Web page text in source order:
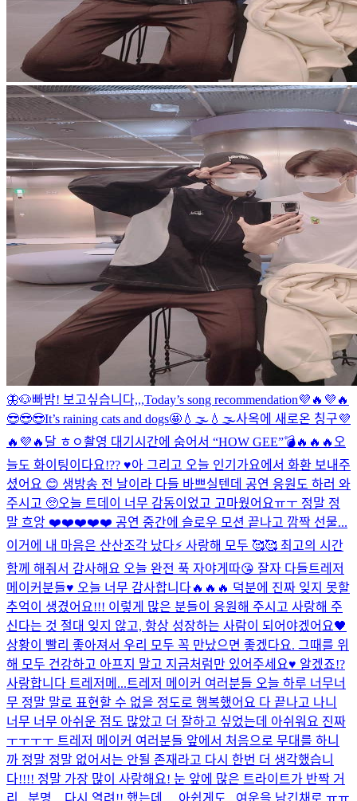
🦋🐶빠밤! 보고싶습니다,,,Today’s song recommendation💜🔥💜🔥
😎😎😎It’s raining cats and dogs🤩💧🌫💧🌫사옥에 새로온 칭구💜
🔥💜🔥 달 ㅎㅇ촬영 대기시간에 숨어서 “HOW GEE”💣🔥🔥🔥 오
늘도 화이팅이다요!?? ♥️아 그리고 오늘 인기가요에서 화환 보내주
셨어요 😊 생방송 전 날이라 다들 바쁘실텐데 공연 응원도 하러 와
주시고 🥺오늘 트데이 너무 감동이었고 고마웠어요ㅠㅜ 정말 정
말 흐앙 ❤️❤️❤️❤️❤️ 공연 중간에 슬로우 모션 끝나고 깜짝 선물...
이거에 내 마음은 산산조각 났다⚡️ 사랑해 모두 🥰🥰 최고의 시간
함께 해줘서 감사해요 오늘 완전 푹 자야게따😘 잘자 다들트레저
메이커분들♥️ 오늘 너무 감사합니다🔥🔥🔥 덕분에 진짜 잊지 못할
추억이 생겼어요!!! 이렇게 많은 분들이 응원해 주시고 사랑해 주
신다는 것 절대 잊지 않고, 항상 성장하는 사람이 되어야겠어요🖤
상황이 빨리 좋아져서 우리 모두 꼭 만났으면 좋겠다요. 그때를 위
해 모두 건강하고 아프지 말고 지금처럼만 있어주세요♥️ 알겠죠!?
사랑합니다 트레저메...트레저 메이커 여러분들 오늘 하루 너무너
무 정말 말로 표현할 수 없을 정도로 행복했어요 다 끝나고 나니
너무 너무 아쉬운 점도 많았고 더 잘하고 싶었는데 아쉬워요 진짜
ㅜㅜㅜㅜ 트레저 메이커 여러분들 앞에서 처음으로 무대를 하니
까 정말 정말 없어서는 안될 존재라고 다시 한번 더 생각했습니
다!!!! 정말 가장 많이 사랑해요! 눈 앞에 많은 트라이트가 반짝 거
리... 분명,,, 다시 열려!! 했는데… 아쉽게도.. 여운을 남긴채로 ㅠㅠ